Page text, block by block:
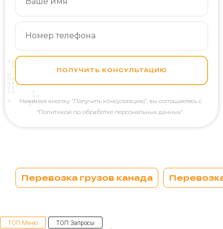
ПОЛУЧИТЬ КОНСУЛЬТАЦИЮ
Нажимая кнопку ”Получить консультацию”, вы соглашаетесь с
“Политикой по обработке персональных данных”.
Перевозка грузов канада
ТОП Меню ТОП Запросы